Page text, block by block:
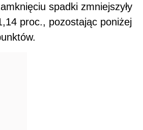
spadki zmniejszyły
proc., pozostając poniżej